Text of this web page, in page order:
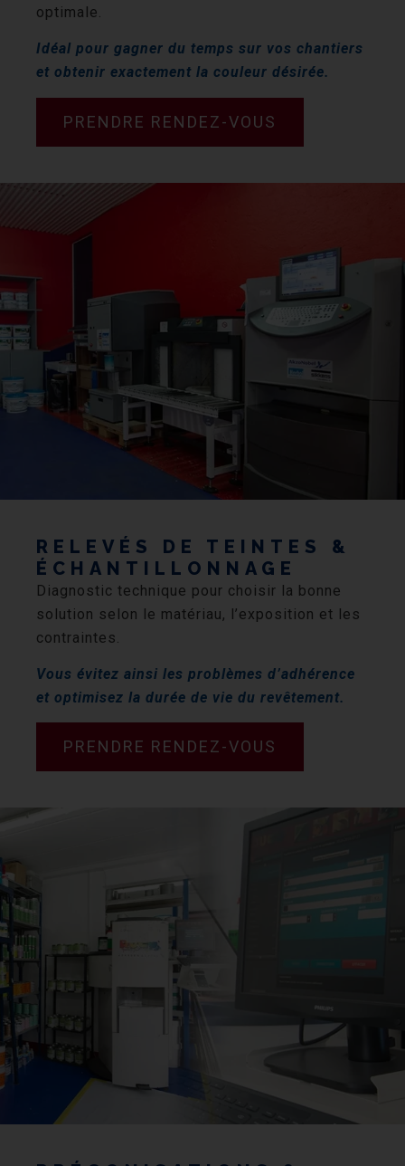
optimale.
Idéal pour gagner du temps sur vos chantiers
et obtenir exactement la couleur désirée.
PRENDRE RENDEZ-VOUS
RELEVÉS DE TEINTES &
ÉCHANTILLONNAGE
Diagnostic technique pour choisir la bonne
solution selon le matériau, l’exposition et les
contraintes.
Vous évitez ainsi les problèmes d’adhérence
et optimisez la durée de vie du revêtement.
PRENDRE RENDEZ-VOUS